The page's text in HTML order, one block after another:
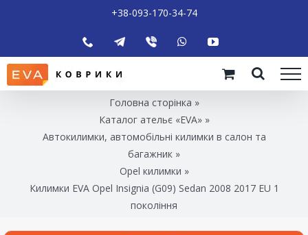
+38-093-170-34-74
Головна сторінка »
Каталог ательє «EVA»»
Автокилимки, автомобільні килимки в салон та
багажник »
Opel килимки »
Килимки EVA Opel Insignia (G09) Sedan 2008 2017 EU 1
покоління